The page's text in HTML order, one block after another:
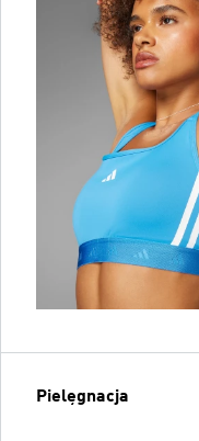
Pielęgnacja